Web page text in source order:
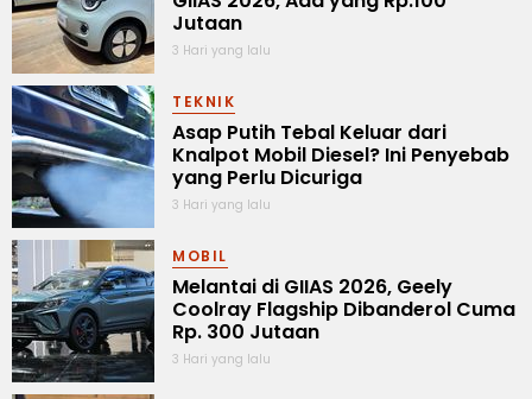
Jutaan
3 Hari yang lalu
TEKNIK
Asap Putih Tebal Keluar dari
Knalpot Mobil Diesel? Ini Penyebab
yang Perlu Dicuriga
3 Hari yang lalu
MOBIL
Melantai di GIIAS 2026, Geely
Coolray Flagship Dibanderol Cuma
Rp. 300 Jutaan
3 Hari yang lalu